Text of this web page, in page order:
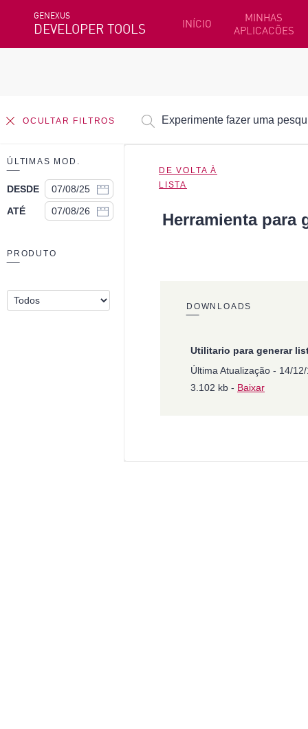
GENEXUS
DEVELOPER TOOLS INÍCIO
MINHAS
APLICACÕES